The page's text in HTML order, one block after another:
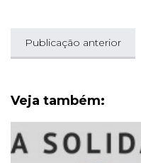
Publicação anterior
Veja também: